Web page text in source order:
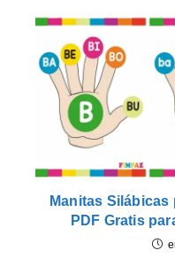
Manitas Silábicas
PDF Gratis